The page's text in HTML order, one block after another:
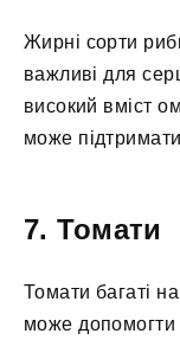
Жирні сорти
важливі для
високий вміст
може
7. Томати
Томати багаті
може допомогти